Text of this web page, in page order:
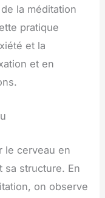
la méditation
pratique
et la
et en
le cerveau en
sa structure. En
on observe